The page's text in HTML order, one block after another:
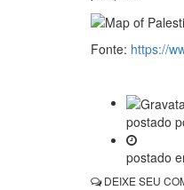
Fonte: https://
postado
postado
DEIXE SEU